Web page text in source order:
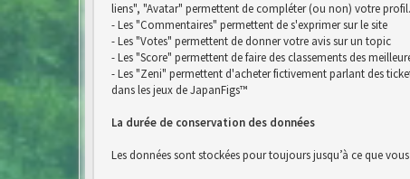
liens", "Avatar" permettent de compléter (ou non) votre profil.
- Les "Commentaires" permettent de s'exprimer sur le site
- Les "Votes" permettent de donner votre avis sur un topic
- Les "Score" permettent de faire des classements des
- Les "Zeni" permettent d'acheter fictivement parlant des
dans les jeux de JapanFigs™
La durée de conservation des données
Les données sont stockées pour toujours jusqu’à ce que